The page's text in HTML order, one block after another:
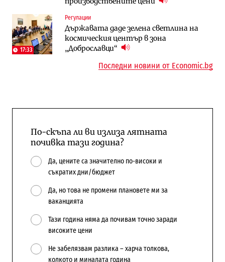
17:33
Регулации
Държавата даде зелена светлина на
космическия център в зона
„Доброславци“
Последни дни с обозначаване на цените
в лева: Какво предстои?
А1 отново е лидер при технологичните
компании и системните интегратори
Последни новини от Economic.bg
По-скъпа ли ви излиза лятната
почивка тази година?
Да, цените са значително по-високи и
съкратих дни/бюджет
Да, но това не промени плановете ми за
ваканцията
Тази година няма да почивам точно заради
високите цени
Не забелязвам разлика – харча толкова,
колкото и миналата година